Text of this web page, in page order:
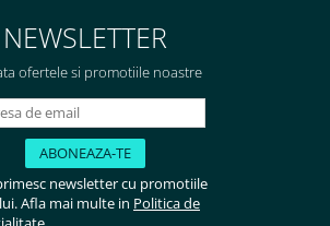
NEWSLETTER
ofertele si promotiile noastre
newsletter cu promotiile
Afla mai multe in Politica de